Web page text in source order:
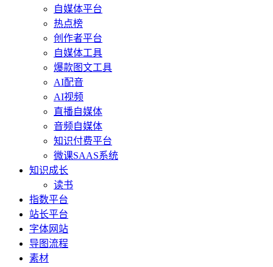
自媒体平台
热点榜
创作者平台
自媒体工具
爆款图文工具
AI配音
AI视频
直播自媒体
音频自媒体
知识付费平台
微课SAAS系统
知识成长
读书
指数平台
站长平台
字体网站
导图流程
素材